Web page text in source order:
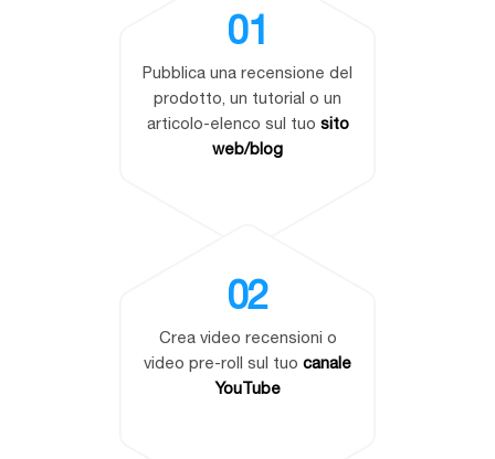
01
Pubblica una recensione del
prodotto, un tutorial o un
articolo-elenco sul tuo sito
web/blog
02
Crea video recensioni o
video pre-roll sul tuo canale
YouTube